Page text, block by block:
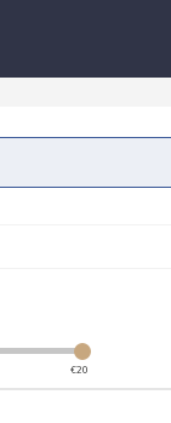
€20